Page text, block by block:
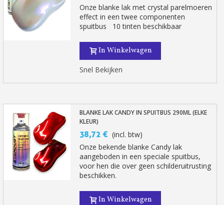
Onze blanke lak met crystal parelmoeren
effect in een twee componenten
spuitbus 10 tinten beschikbaar
In Winkelwagen
Snel Bekijken
BLANKE LAK CANDY IN SPUITBUS 290ML (ELKE
KLEUR)
38,72 € (incl. btw)
Onze bekende blanke Candy lak
aangeboden in een speciale spuitbus,
voor hen die over geen schilderuitrusting
beschikken.
In Winkelwagen